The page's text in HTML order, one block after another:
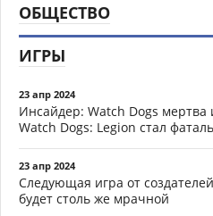
ОБЩЕСТВО
ИГРЫ
23 апр 2024
Инсайдер: Watch Dogs
Watch Dogs: Legion стал
23 апр 2024
Следующая игра от
будет столь же мрачной